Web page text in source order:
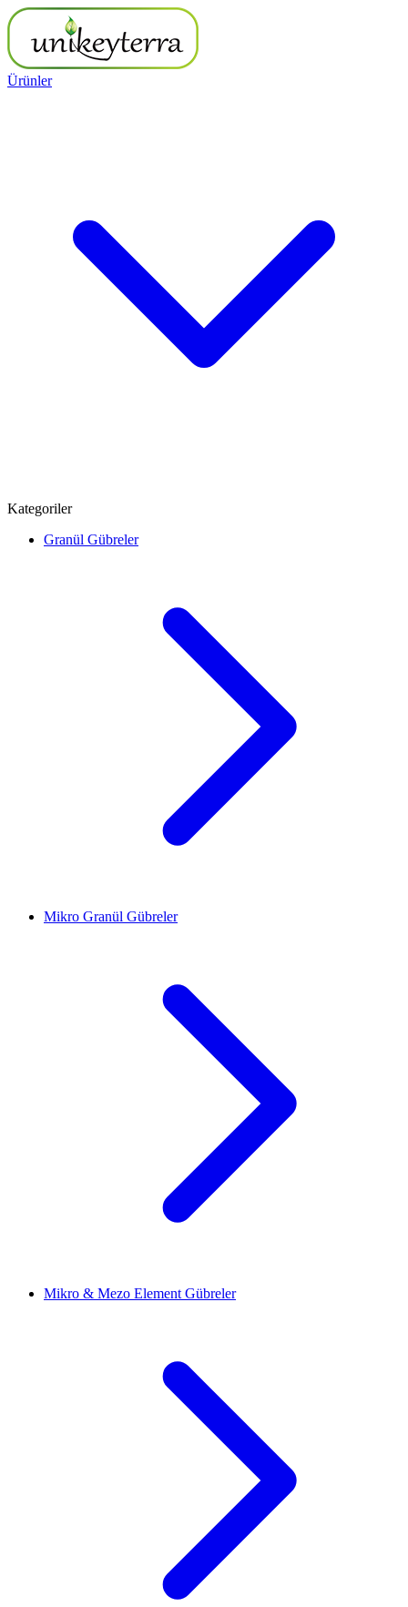
Ürünler
Kategoriler
Granül Gübreler
Mikro Granül Gübreler
Mikro & Mezo Element Gübreler